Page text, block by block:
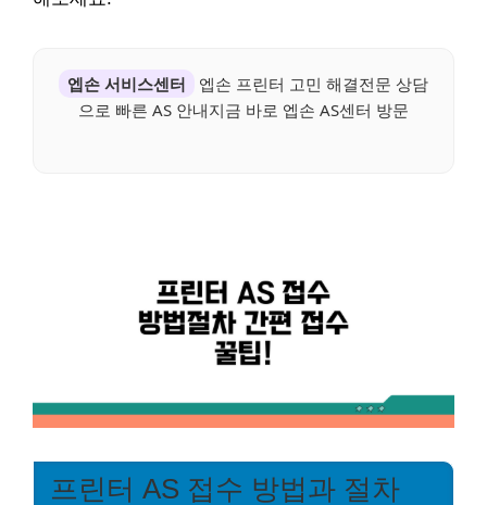
엡손 서비스센터
엡손 프린터 고민 해결전문 상담
으로 빠른 AS 안내지금 바로 엡손 AS센터 방문
프린터 AS 접수 방법과 절차